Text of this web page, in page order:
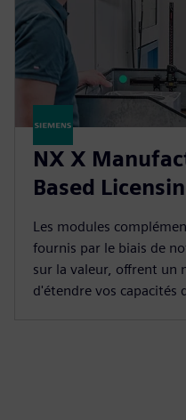
NX X
Based
Les modules
fournis par le biais de
sur la valeur, offrent un
d'étendre vos capacités